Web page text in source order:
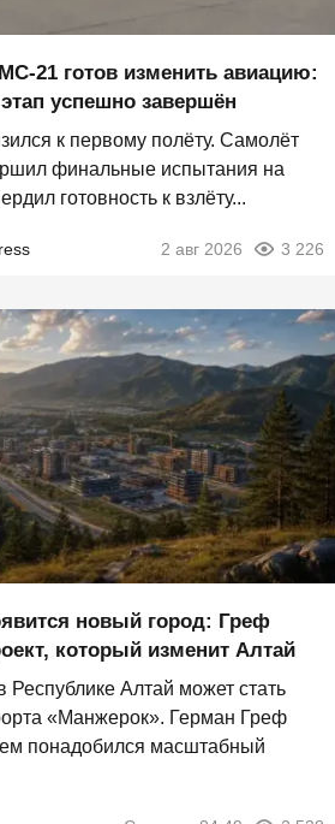
21 готов изменить авиацию:
успешно завершён
к первому полёту. Самолёт
финальные испытания на
готовность к взлёту...
2 авг 2026 3 226
новый город: Греф
который изменит Алтай
Республике Алтай может стать
«Манжерок». Герман Греф
понадобился масштабный